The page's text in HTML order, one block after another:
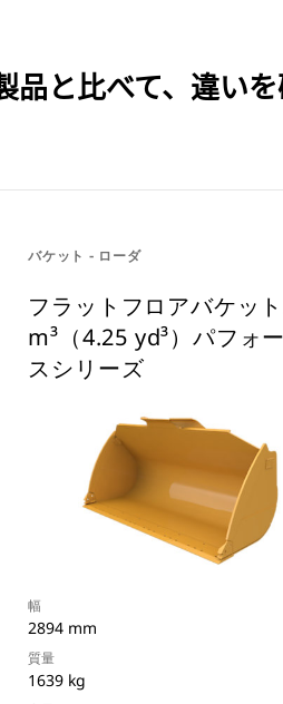
品と比べて、違い
バケット - ローダ
フラットフロアバケッ
m³（4.25 yd³）パフォ
スシリーズ
幅
2894 mm
質量
1639 kg